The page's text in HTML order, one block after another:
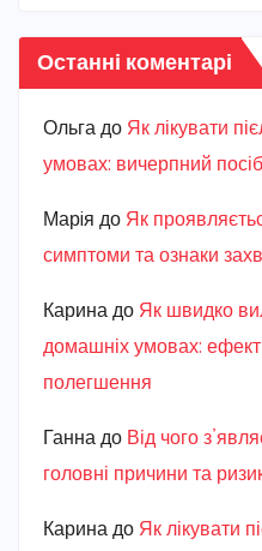
Останні коментарі
Ольга до Як лікувати
умовах: вичерпний
Марiя до Як
симптоми та ознаки
Карина до Як швидко
домашніх умовах:
полегшення
Ганна до Від чого
головні причини та
Карина до Як лікувати